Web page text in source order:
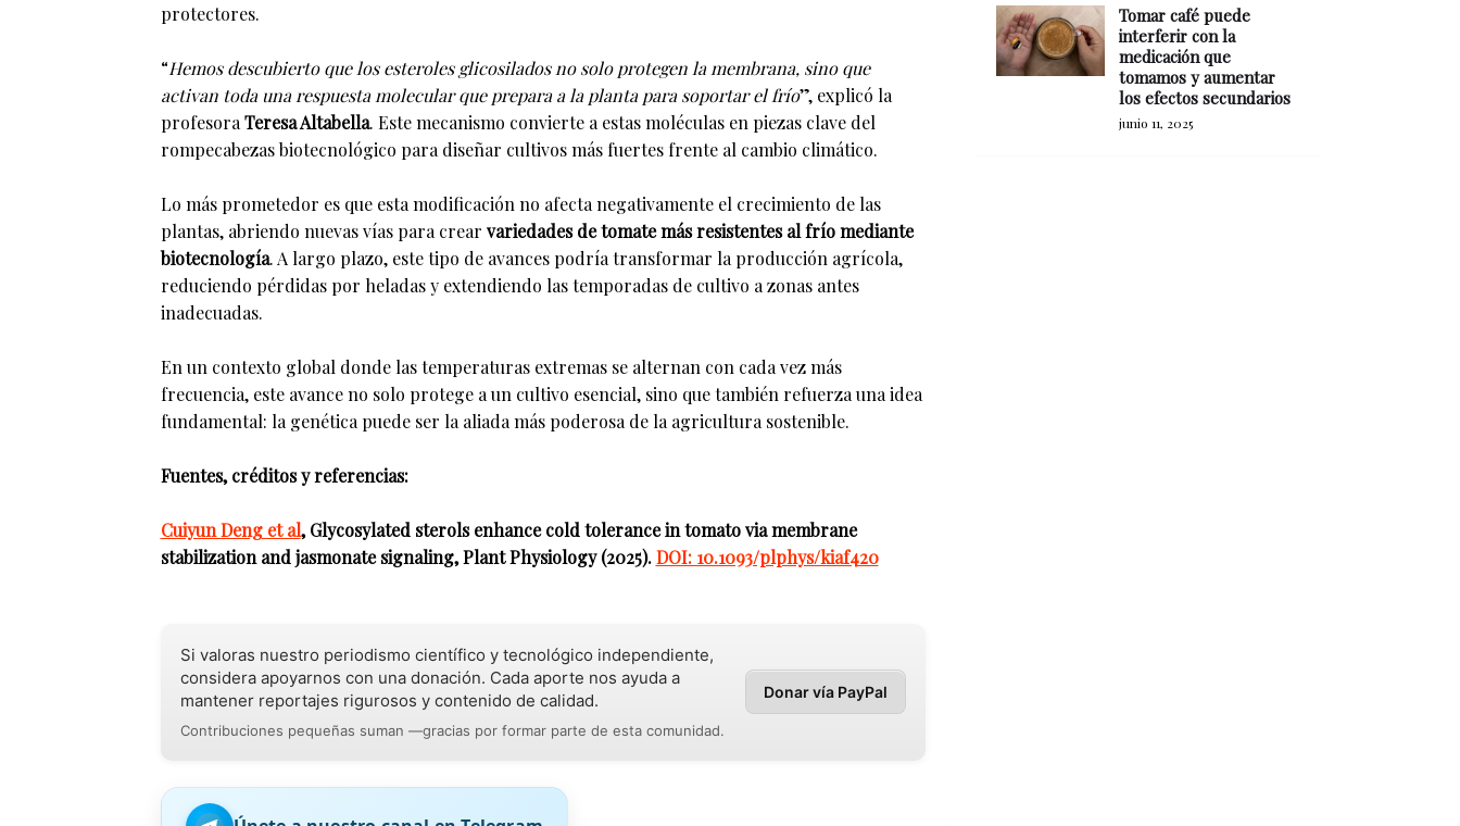
protectores.
“Hemos descubierto que los esteroles glicosilados no solo protegen la membrana, sino que
activan toda una respuesta molecular que prepara a la planta para soportar el frío”, explicó la
profesora Teresa Altabella. Este mecanismo convierte a estas moléculas en piezas clave del
rompecabezas biotecnológico para diseñar cultivos más fuertes frente al cambio climático.
Lo más prometedor es que esta modificación no afecta negativamente el crecimiento de las
plantas, abriendo nuevas vías para crear variedades de tomate más resistentes al frío mediante
biotecnología. A largo plazo, este tipo de avances podría transformar la producción agrícola,
reduciendo pérdidas por heladas y extendiendo las temporadas de cultivo a zonas antes
inadecuadas.
En un contexto global donde las temperaturas extremas se alternan con cada vez más
frecuencia, este avance no solo protege a un cultivo esencial, sino que también refuerza una idea
fundamental: la genética puede ser la aliada más poderosa de la agricultura sostenible.
Fuentes, créditos y referencias:
Cuiyun Deng et al, Glycosylated sterols enhance cold tolerance in tomato via membrane
stabilization and jasmonate signaling, Plant Physiology (2025).DOI: 10.1093/plphys/kiaf420
Si valoras nuestro periodismo científico y tecnológico independiente,
considera apoyarnos con una donación. Cada aporte nos ayuda a
mantener reportajes rigurosos y contenido de calidad.
Contribuciones pequeñas suman —gracias por formar parte de esta comunidad.
Donar vía PayPal
Tomar café puede
interferir con la
medicación que
tomamos y aumentar
los efectos secundarios
junio 11, 2025